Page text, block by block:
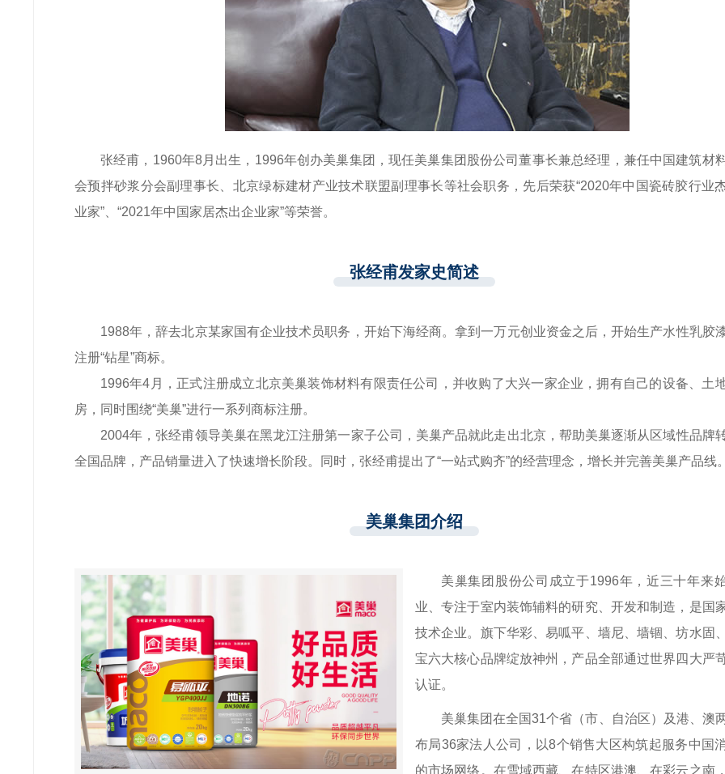
张经甫，1960年8月出生，1996年创办美巢集团，现任美巢集团股份公司董事长兼总经理，兼任中国建筑材
会预拌砂浆分会副理事长、北京绿标建材产业技术联盟副理事长等社会职务，先后荣获“2020年中国瓷砖胶行业
业家”、“2021年中国家居杰出企业家”等荣誉。
张经甫发家史简述
1988年，辞去北京某家国有企业技术员职务，开始下海经商。拿到一万元创业资金之后，开始生产水性乳胶
注册“钻星”商标。
1996年4月，正式注册成立北京美巢装饰材料有限责任公司，并收购了大兴一家企业，拥有自己的设备、土
房，同时围绕“美巢”进行一系列商标注册。
2004年，张经甫领导美巢在黑龙江注册第一家子公司，美巢产品就此走出北京，帮助美巢逐渐从区域性品牌
全国品牌，产品销量进入了快速增长阶段。同时，张经甫提出了“一站式购齐”的经营理念，增长并完善美巢产品线。
美巢集团介绍
美巢集团股份公司成立于1996年，近三十年来
业、专注于室内装饰辅料的研究、开发和制造，是国
技术企业。旗下华彩、易呱平、墙尼、墙锢、坊水固
宝六大核心品牌绽放神州，产品全部通过世界四大严
认证。
美巢集团在全国31个省（市、自治区）及港、澳
布局36家法人公司，以8个销售大区构筑起服务中国
的市场网络。在雪域西藏、在特区港澳、在彩云之南